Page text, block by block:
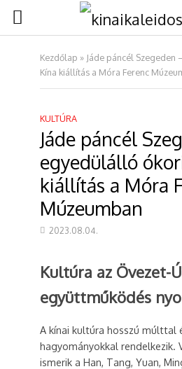
Kezdőlap » Jáde páncél
Kína kiállítás a Móra Ferenc
KULTÚRA
Jáde páncél
egyedülálló
kiállítás a Móra
Múzeumban
2023.08.04.
Kultúra az Övezet-
együttműködés
A kínai kultúra hosszú múlttal
hagyományokkal rendelkezik.
ismerik a Han, Tang, Yuan,